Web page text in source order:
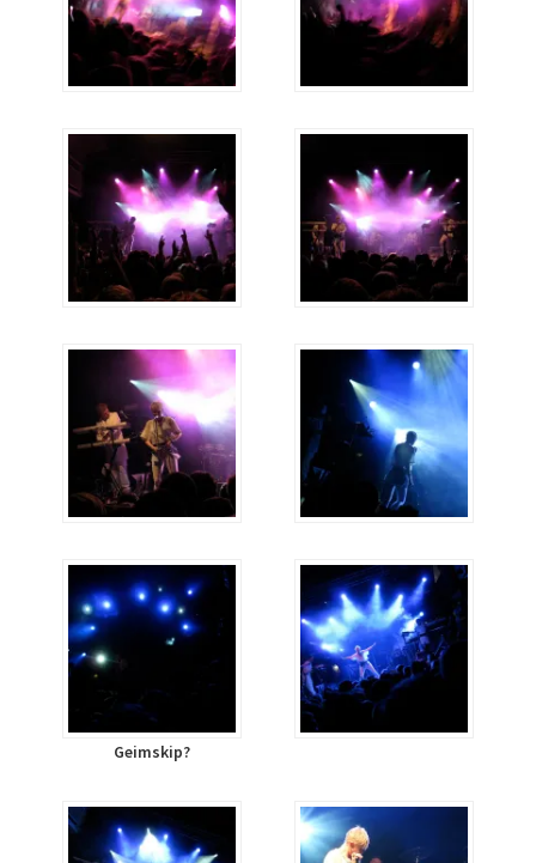
Geimskip?